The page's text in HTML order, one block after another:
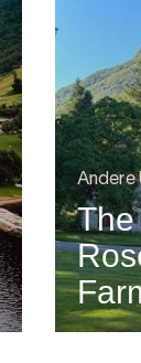
Andere